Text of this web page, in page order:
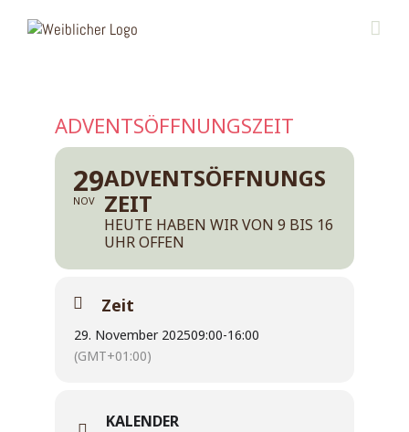
Inhalt
ADVENTSÖFFNUNGSZEIT
29
NOV
ADVENTSÖFFNUNGS
ZEIT
HEUTE HABEN WIR VON 9 BIS 16
UHR OFFEN
Zeit
29. November 202509:00-16:00
(GMT+01:00)
KALENDER